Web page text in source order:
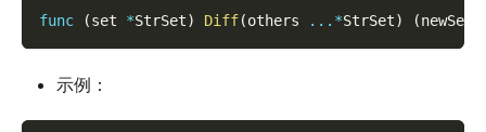
func (set *StrSet) Diff(others ... *StrSet) (newSet
示例：